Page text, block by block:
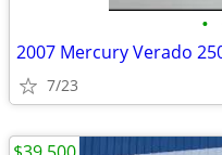
•
2007 Mercury Verado
7/23